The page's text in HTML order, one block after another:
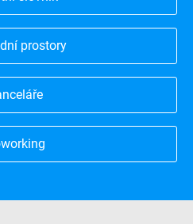
prostory